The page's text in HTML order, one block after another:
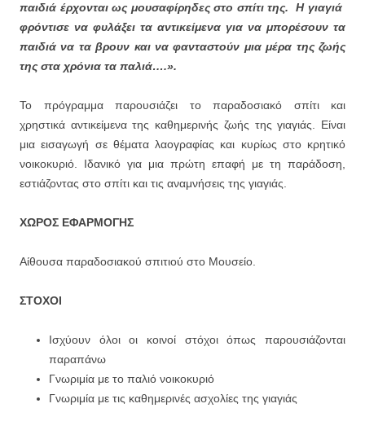
παιδιά έρχονται ως μουσαφίρηδες στο σπίτι της. Η γιαγιά
φρόντισε να φυλάξει τα αντικείμενα για να μπορέσουν τα
παιδιά να τα βρουν και να φανταστούν μια μέρα της ζωής
της στα χρόνια τα παλιά….».
Το πρόγραμμα παρουσιάζει το παραδοσιακό σπίτι και
χρηστικά αντικείμενα της καθημερινής ζωής της γιαγιάς. Είναι
μια εισαγωγή σε θέματα λαογραφίας και κυρίως στο κρητικό
νοικοκυριό. Ιδανικό για μια πρώτη επαφή με τη παράδοση,
εστιάζοντας στο σπίτι και τις αναμνήσεις της γιαγιάς.
ΧΩΡΟΣ ΕΦΑΡΜΟΓΗΣ
Αίθουσα παραδοσιακού σπιτιού στο Μουσείο.
ΣΤΟΧΟΙ
Ισχύουν όλοι οι κοινοί στόχοι όπως παρουσιάζονται
παραπάνω
Γνωριμία με το παλιό νοικοκυριό
Γνωριμία με τις καθημερινές ασχολίες της γιαγιάς